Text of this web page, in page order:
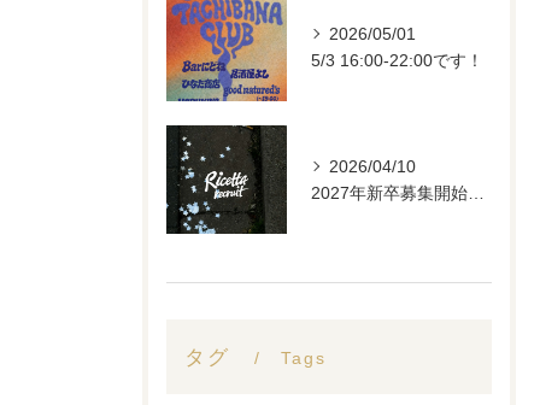
2026/05/01
5/3 16:00-22:00です！
2026/04/10
タグ Tags